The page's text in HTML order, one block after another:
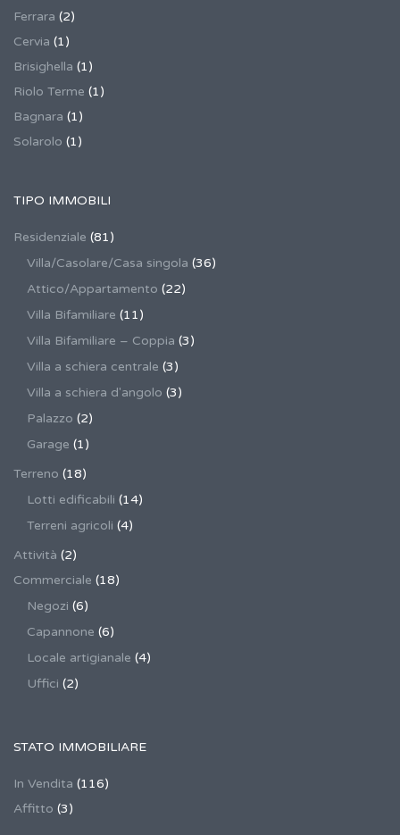
Ferrara (2)
Cervia (1)
Brisighella (1)
Riolo Terme (1)
Bagnara (1)
Solarolo (1)
TIPO IMMOBILI
Residenziale (81)
Villa/Casolare/Casa singola (36)
Attico/Appartamento (22)
Villa Bifamiliare (11)
Villa Bifamiliare – Coppia (3)
Villa a schiera centrale (3)
Villa a schiera d'angolo (3)
Palazzo (2)
Garage (1)
Terreno (18)
Lotti edificabili (14)
Terreni agricoli (4)
Attività (2)
Commerciale (18)
Negozi (6)
Capannone (6)
Locale artigianale (4)
Uffici (2)
STATO IMMOBILIARE
In Vendita (116)
Affitto (3)